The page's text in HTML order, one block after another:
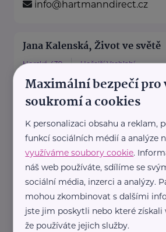
info@hartmanndirect.cz
Jana Kalenská, Život ve světě
Horská 439 Hořejší Vrchlabí
“S angličtinou životem bez
Jmenuji se Jana a jsem celým
svým srdcem máma dvou ...
https://www.zivotvesvete.cz/
+420 605 249 850
jana@zivotvesvete.cz
Nadační fond Spolu s odvahou
Maximální bezpečí pro
soukromí a cookies
K personalizaci obsahu a reklam,
funkcí sociálních médií a analýze
využíváme soubory cookie.
náš web používáte, sdílíme se
sociální média, inzerci a analýzy.
mohou zkombinovat s dalšími
jste jim poskytli nebo které získali
že používáte jejich služby.